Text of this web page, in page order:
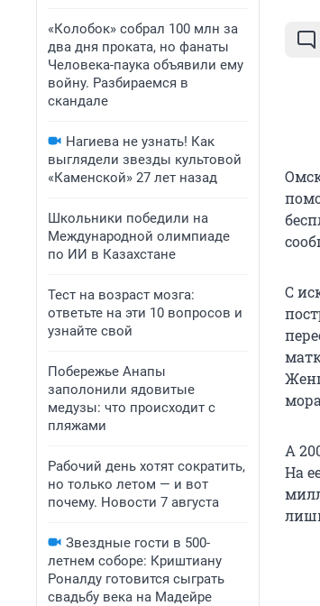
«Колобок» собрал 100 млн за
два дня проката, но фанаты
Человека-паука объявили ему
войну. Разбираемся в
скандале
Нагиева не узнать! Как
выглядели звезды культовой
«Каменской» 27 лет назад
Школьники победили на
Международной олимпиаде
по ИИ в Казахстане
Тест на возраст мозга:
ответьте на эти 10 вопросов и
узнайте свой
Побережье Анапы
заполонили ядовитые
медузы: что происходит с
пляжами
Рабочий день хотят сократить,
но только летом — и вот
почему. Новости 7 августа
Звездные гости в 500-
летнем соборе: Криштиану
Роналду готовится сыграть
свадьбу века на Мадейре
С
А
На